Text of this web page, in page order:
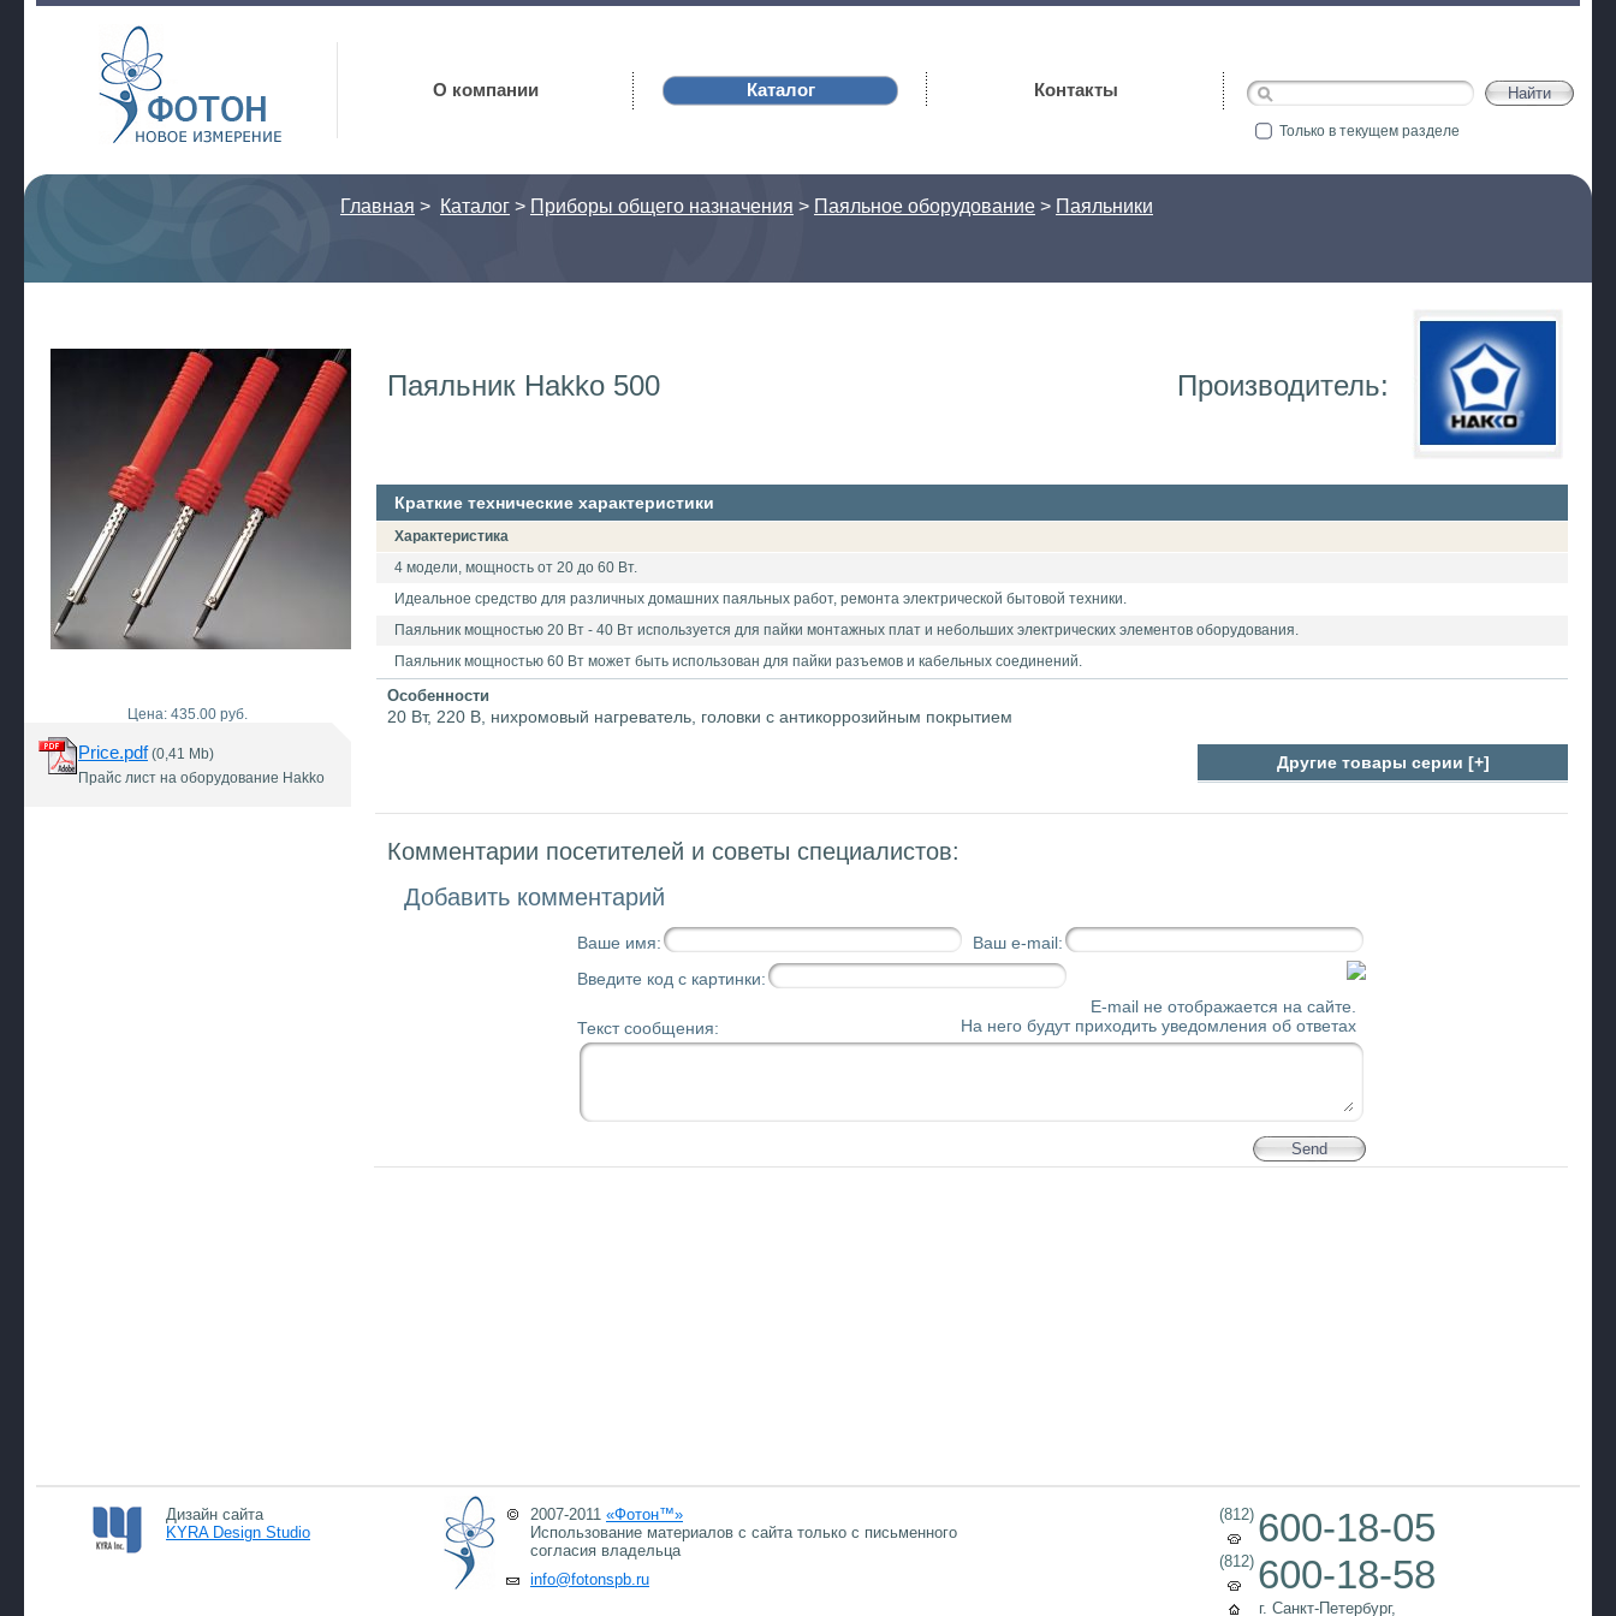
Фотон
О компании Каталог Контакты
Только в текущем разделе
Главная > Каталог > Приборы общего назначения > Паяльное оборудование > Паяльники
Цена: 435.00 руб.
Price.pdf(0,41 Mb)
Прайс лист на оборудование Hakko
Паяльник Hakko 500 Производитель:
Краткие технические характеристики
Характеристика
4 модели, мощность от 20 до 60 Вт.
Идеальное средство для различных домашних паяльных работ, ремонта электрической бытовой техники.
Паяльник мощностью 20 Вт - 40 Вт используется для пайки монтажных плат и небольших электрических элементов оборудования.
Паяльник мощностью 60 Вт может быть использован для пайки разъемов и кабельных соединений.
Особенности
20 Вт, 220 В, нихромовый нагреватель, головки с антикоррозийным покрытием
Другие товары серии [+]
Комментарии посетителей и советы специалистов:
Добавить комментарий
Ваше имя:
Ваш e-mail:
Введите код с картинки:
Текст сообщения:
E-mail не отображается на сайте.
На него будут приходить уведомления об ответах
Дизайн сайта
KYRA Design Studio
2007-2011 «Фотон™»
Использование материалов с сайта только с письменного
согласия владельца
info@fotonspb.ru
(812) 600-18-05
(812) 600-18-58
г. Санкт-Петербург,